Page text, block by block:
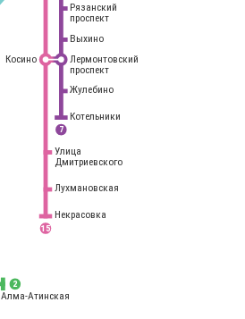
2
15
7
Рязанский
проспект
Выхино
Лермонтовский
проспект
Жулебино
Котельники
Алма-Атинская
Улица
Дмитриевского
Лухмановская
Некрасовка
Косино